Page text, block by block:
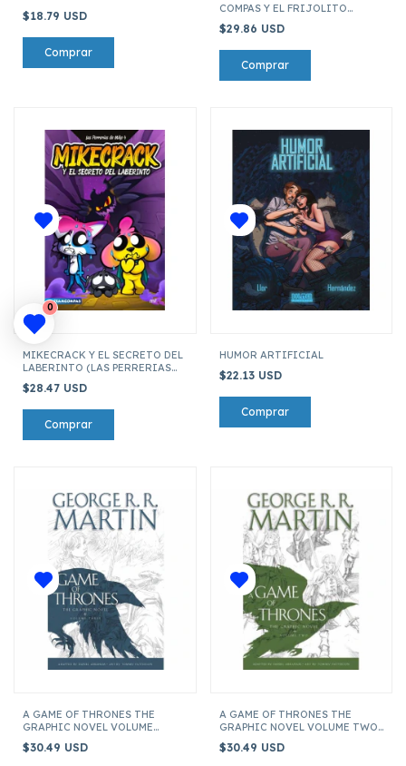
$18.79 USD
COMPAS Y EL FRIJOLITO
$29.86 USD
MIKECRACK Y EL SECRETO DEL
LABERINTO (LAS PERRERIAS
$28.47 USD
HUMOR ARTIFICIAL
$22.13 USD
A GAME OF THRONES THE
GRAPHIC NOVEL VOLUME
$30.49 USD
A GAME OF THRONES THE
GRAPHIC NOVEL VOLUME TWO
$30.49 USD
0